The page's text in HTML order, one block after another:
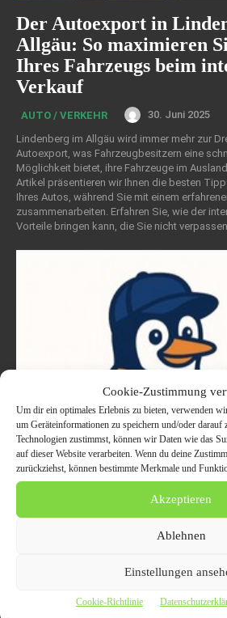
Cookie-Zustimmung
Um dir ein optimales Erlebnis zu bieten, verwenden
um Geräteinformationen zu speichern und/oder darauf
Technologien zustimmst, können wir Daten wie das
auf dieser Website verarbeiten. Wenn du deine
zurückziehst, können bestimmte Merkmale und
Akzeptieren
Ablehnen
Einstellungen
Cookie-Richtlinie
Der Autoexport in
Allgäu: So maximieren
Ihres Fahrzeugs beim
Verkauf
AUTO / VERKEHR
30. Juni 2025
Lindenberg im Allgäu wird immer mehr zur
Autoexport, was Fahrzeugbesitzern eine
Möglichkeit bietet, ihre Fahrzeuge im
Artikel präsentieren wir Ihnen die besten
Ihres Autos, während Sie mit einem
zusammenarbeiten. Erfahren Sie, wie der
Vorteile bringen kann, die Sie nicht
Berlin: Pinguin
für private und
gewerbliche